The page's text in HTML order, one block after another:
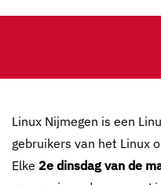
Linux Nijmegen is een
gebruikers van het Linux
Elke 2e dinsdag van de